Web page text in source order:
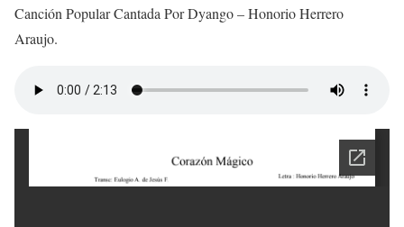
Canción Popular Cantada Por Dyango – Honorio Herrero
Araujo.